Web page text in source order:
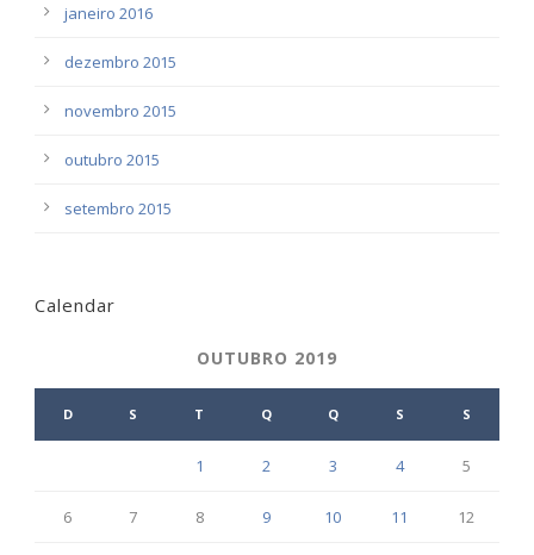
janeiro 2016
dezembro 2015
novembro 2015
outubro 2015
setembro 2015
Calendar
OUTUBRO 2019
D S T Q Q S S
1 2 3 4 5
6 7 8 9 10 11 12